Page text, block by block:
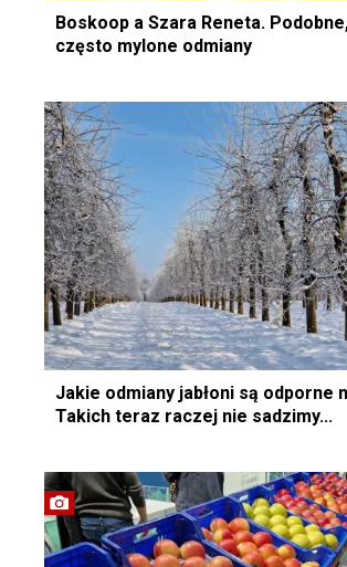
Boskoop a Szara Reneta.
często mylone odmiany
Jakie odmiany jabłoni są odporne
Takich teraz raczej nie sadzimy...